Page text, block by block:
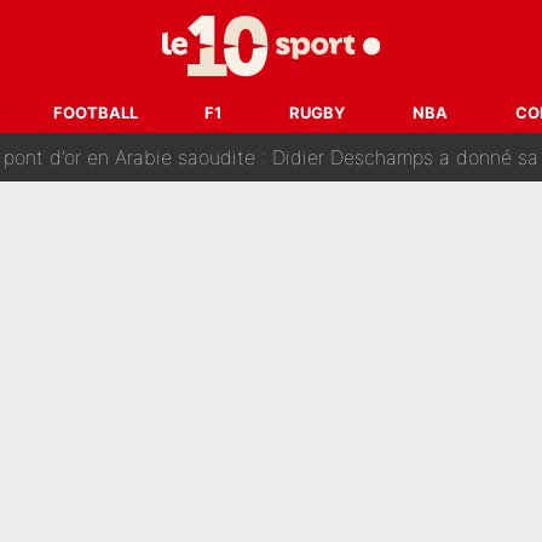
FOOTBALL F1 RUGBY NBA
ont de la concurrence ? L’IA annonce les 5 joueurs qui vont
: Fabrizio Romano dévoile déjà la stratégie du PSG
d’or en Arabie saoudite : Didier Deschamps a donné